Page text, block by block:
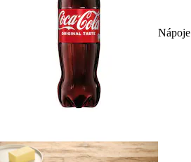
Nápoje